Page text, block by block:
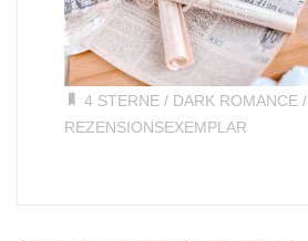
4 STERNE/ DARK ROMANCE/
REZENSIONSEXEMPLAR